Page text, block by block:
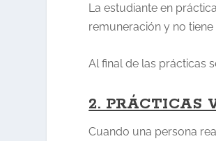
La estudiante en
remuneración y no
Al final de las prácticas
2. PRÁCTICAS
Cuando una persona